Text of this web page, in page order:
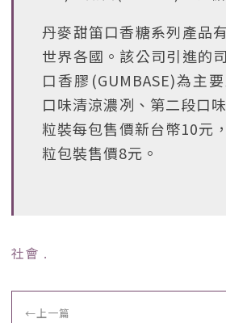
丹麥甜笛口香糖系列產品
世界各國。該公司引進的
口香膠(GUMBASE)為主
口味清涼濃冽、第二段口
粒裝每包售價新台幣10元
粒包裝售價8元。
社會 ﹒
←上一篇